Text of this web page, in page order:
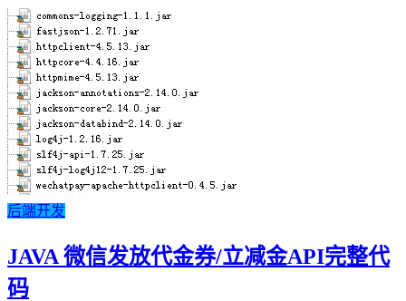
后端开发
JAVA 微信发放代金券/立减金API完整代
码